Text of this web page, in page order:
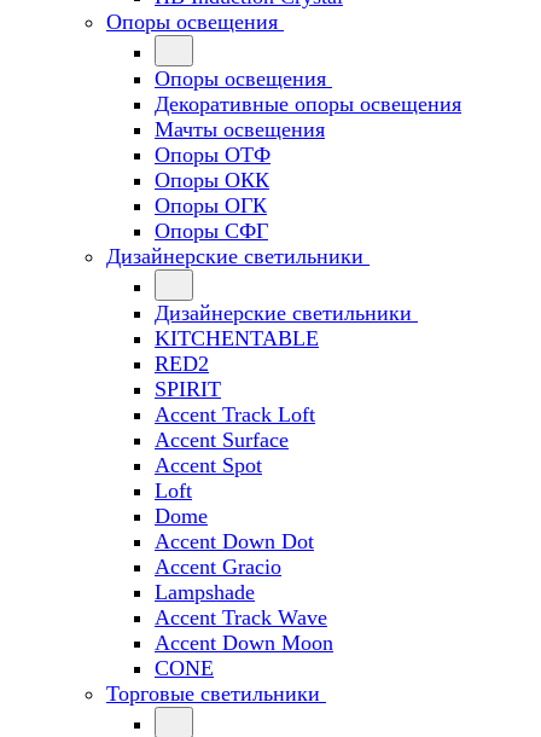
Опоры освещения
Опоры освещения
Декоративные опоры освещения
Мачты освещения
Опоры ОТФ
Опоры ОКК
Опоры ОГК
Опоры СФГ
Дизайнерские светильники
Дизайнерские светильники
KITCHENTABLE
RED2
SPIRIT
Accent Track Loft
Accent Surface
Accent Spot
Loft
Dome
Accent Down Dot
Accent Gracio
Lampshade
Accent Track Wave
Accent Down Moon
CONE
Торговые светильники